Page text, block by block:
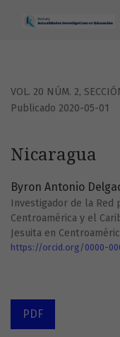
VOL. 20 NÚM. 2,
Nicaragua
Publicado 2020-05-01
Byron Antonio
Investigador de la Red
Centroamérica y el
Jesuita en
https://orcid.org/0000-
PDF